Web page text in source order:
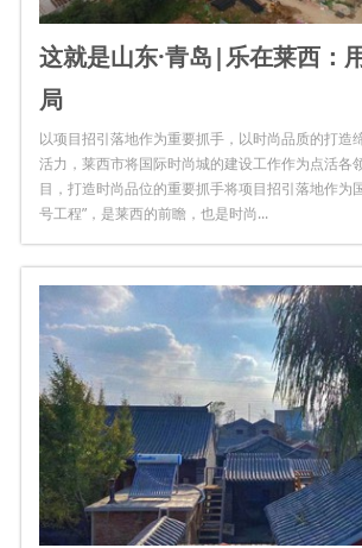
这就是山东·青岛|乐在莱西：
局
以项目招引落地作为重要抓手，以时尚品质的打造
活力，莱西市将国际时尚城的建设工作作为点活各
目，打造时尚品位的重要抓手将项目招引落地作为
号工程”，是莱西的前瞻，也是时尚...